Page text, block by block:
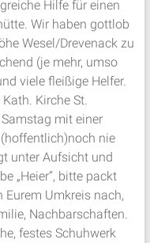
Hilfe für einen
Wir haben gottlob
Wesel/Drevenack zu
(je mehr, umso
viele fleißige Helfer.
Kirche St.
mit einer
nie
unter Aufsicht und
„Heier“, bitte packt
Eurem Umkreis nach,
Nachbarschaften.
festes Schuhwerk